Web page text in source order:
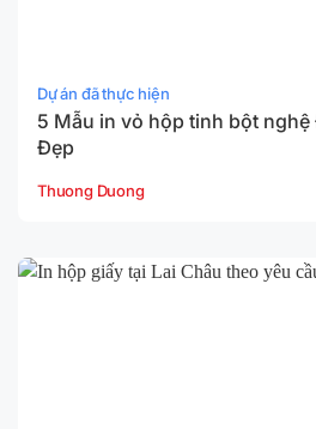
Dự án đã thực hiện
5 Mẫu in vỏ hộp tinh bột nghệ
Đẹp
Thuong Duong